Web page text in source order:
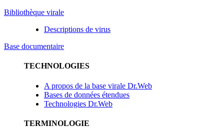
Bibliothèque virale
Descriptions de virus
Base documentaire
TECHNOLOGIES
A propos de la base virale Dr.Web
Bases de données étendues
Technologies Dr.Web
TERMINOLOGIE